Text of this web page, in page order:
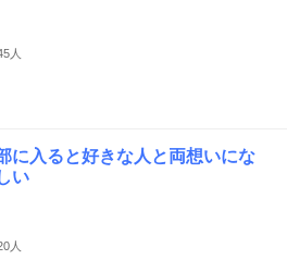
人
に入ると好きな人と両想いにな
い
人